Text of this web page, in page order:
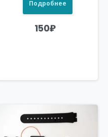
Подробнее
150₽